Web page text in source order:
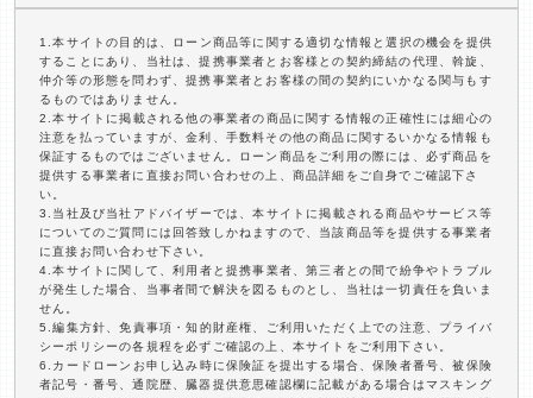
1.本サイトの目的は、ローン商品等に関する適切な情報と選択の機会を提供
することにあり、当社は、提携事業者とお客様との契約締結の代理、斡旋、
仲介等の形態を問わず、提携事業者とお客様の間の契約にいかなる関与もす
るものではありません。
2.本サイトに掲載される他の事業者の商品に関する情報の正確性には細心の
注意を払っていますが、金利、手数料その他の商品に関するいかなる情報も
保証するものではございません。ローン商品をご利用の際には、必ず商品を
提供する事業者に直接お問い合わせの上、商品詳細をご自身でご確認下さ
い。
3.当社及び当社アドバイザーでは、本サイトに掲載される商品やサービス等
についてのご質問には回答致しかねますので、当該商品等を提供する事業者
に直接お問い合わせ下さい。
4.本サイトに関して、利用者と提携事業者、第三者との間で紛争やトラブル
が発生した場合、当事者間で解決を図るものとし、当社は一切責任を負いま
せん。
5.編集方針、免責事項・知的財産権、ご利用いただく上での注意、プライバ
シーポリシーの各規程を必ずご確認の上、本サイトをご利用下さい。
6.カードローンお申し込み時に保険証を提出する場合、保険者番号、被保険
者記号・番号、通院歴、臓器提供意思確認欄に記載がある場合はマスキング